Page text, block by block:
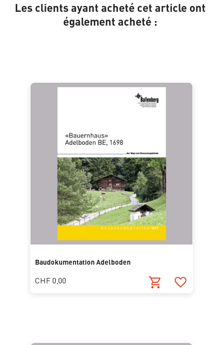
Les clients ayant acheté cet article ont
également acheté :
Baudokumentation Adelboden
CHF 0,00